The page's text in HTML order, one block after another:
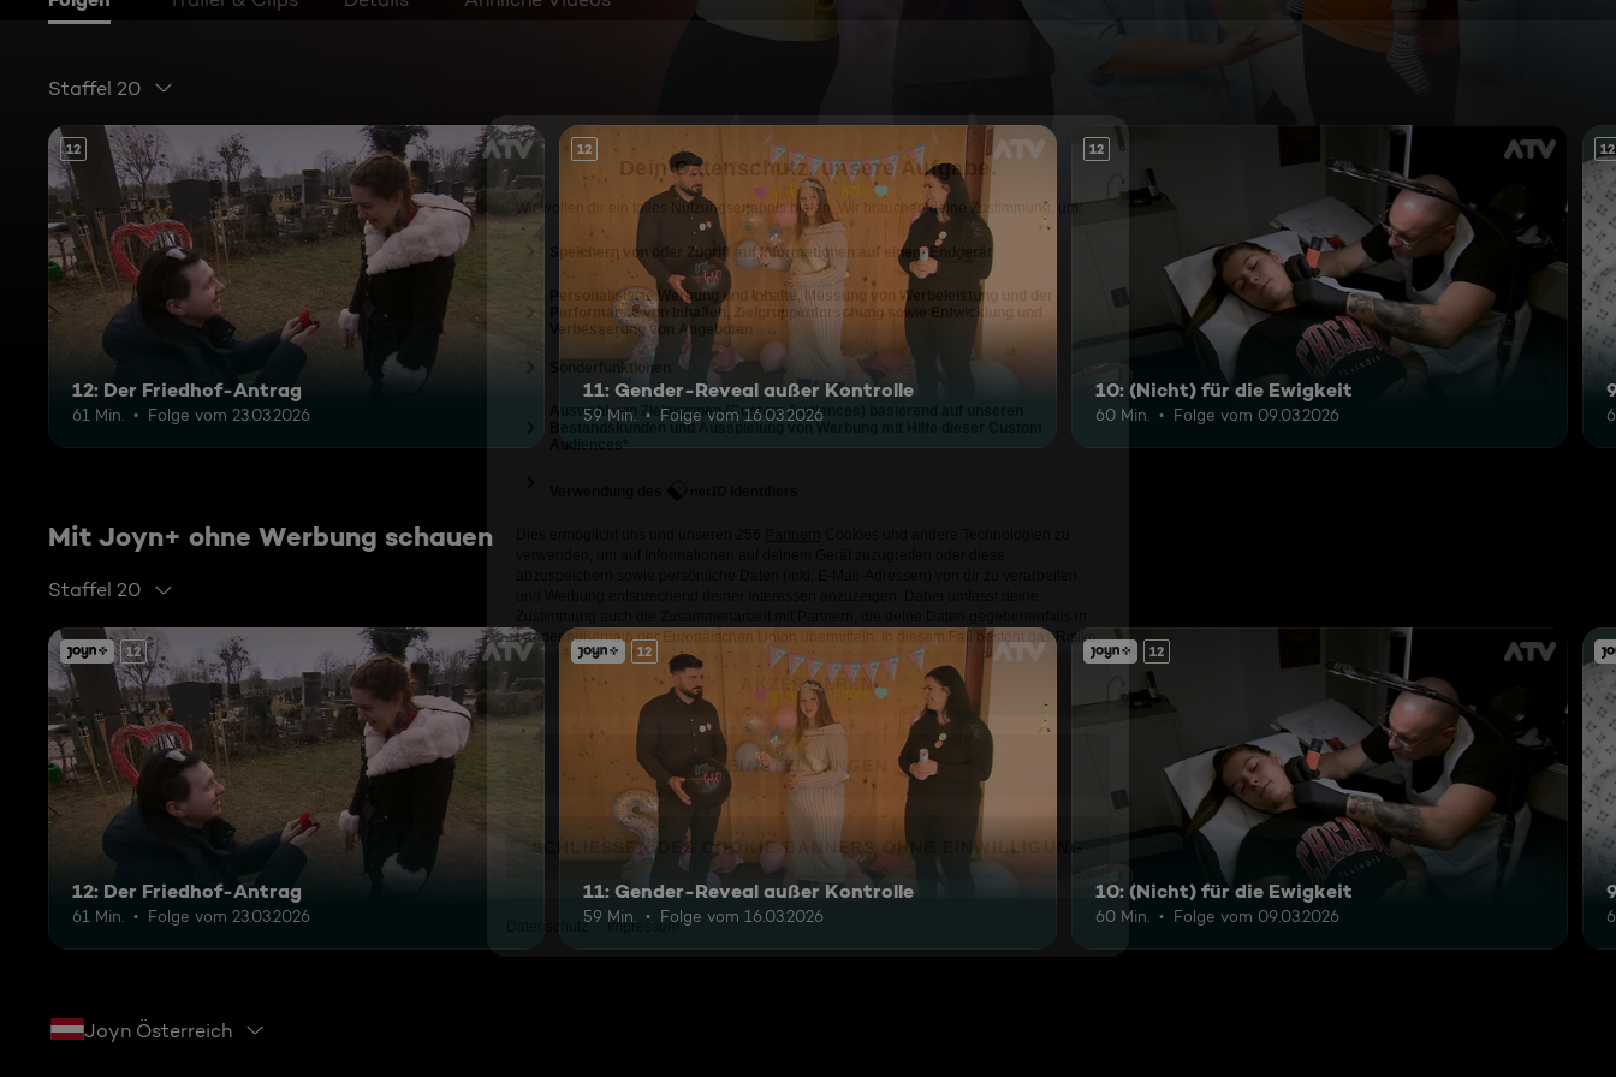
Staffel 20
12
12: Der Friedhof-Antrag
61 Min. Folge vom 23.03.2026
12
11: Gender-Reveal außer Kontrolle
59 Min. Folge vom 16.03.2026
12
10: (Nicht) für die Ewigkeit
60 Min. Folge vom 09.03.2026
12
Mit Joyn+ ohne Werbung schauen
Staffel 20
12
12: Der Friedhof-Antrag
61 Min. Folge vom 23.03.2026
12
11: Gender-Reveal außer Kontrolle
59 Min. Folge vom 16.03.2026
12
10: (Nicht) für die Ewigkeit
60 Min. Folge vom 09.03.2026
Joyn Österreich